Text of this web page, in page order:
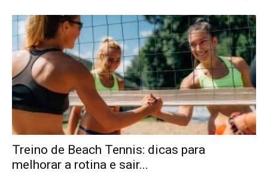
Treino de Beach Tennis: dicas para
melhorar a rotina e sair...